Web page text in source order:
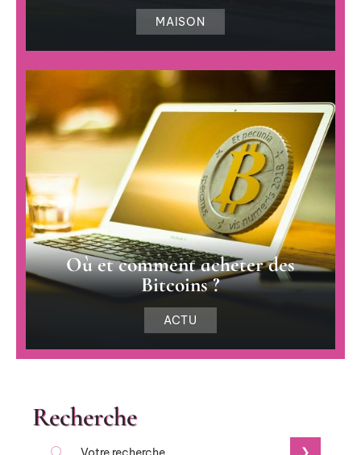
MAISON
Où et comment acheter des
Bitcoins ?
ACTU
Recherche